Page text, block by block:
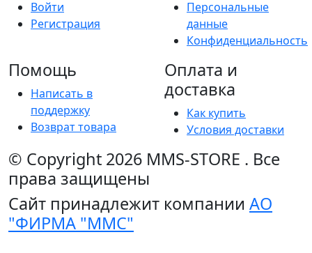
Войти
Регистрация
Персональные
данные
Конфиденциальность
Помощь
Написать в
поддержку
Возврат товара
Оплата и
доставка
Как купить
Условия доставки
© Copyright 2026 MMS-STORE . Все
права защищены
Сайт принадлежит компании АО
"ФИРМА "ММС"